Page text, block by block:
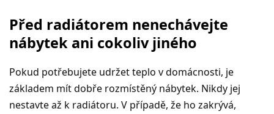
Před radiátorem nenechávejte
nábytek ani cokoliv jiného
Pokud potřebujete udržet teplo v domácnosti, je
základem mít dobře rozmístěný nábytek. Nikdy jej
nestavte až k radiátoru. V případě, že ho zakrývá,